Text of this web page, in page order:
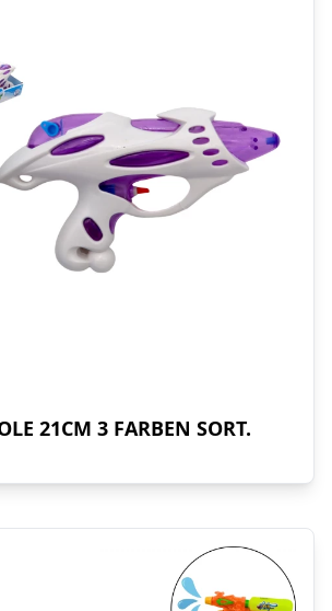
21CM 3 FARBEN SORT.